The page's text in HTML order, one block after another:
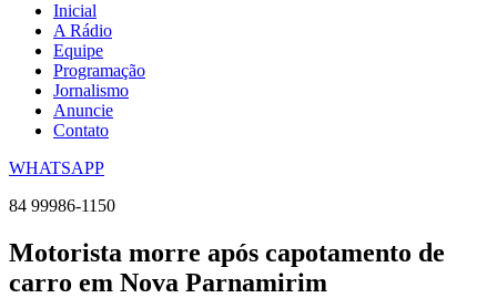
Inicial
A Rádio
Equipe
Programação
Jornalismo
Anuncie
Contato
WHATSAPP
84 99986-1150
Motorista morre após capotamento de
carro em Nova Parnamirim